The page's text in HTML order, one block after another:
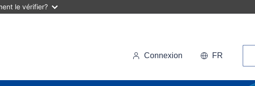
le vérifier?
Connexion FR